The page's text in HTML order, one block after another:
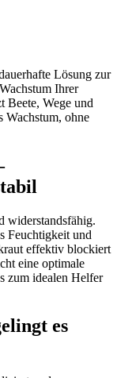
Lösung zur
Ihrer
Beete, Wege und
Wachstum, ohne
widerstandsfähig.
Feuchtigkeit und
effektiv blockiert
eine optimale
zum idealen Helfer
es